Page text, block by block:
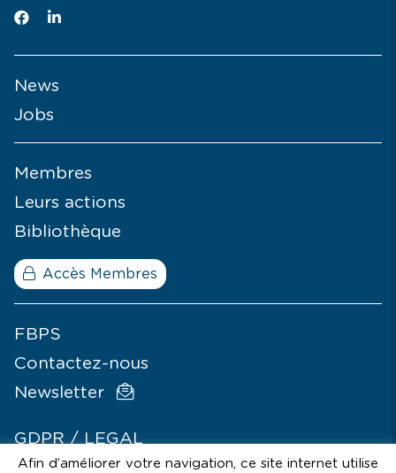
News
Jobs
Membres
Leurs actions
Bibliothèque
Accès Membres
FBPS
Contactez-nous
Newsletter
GDPR / LEGAL
© SIGNÉLAZER
Afin d’améliorer votre navigation, ce site internet utilise